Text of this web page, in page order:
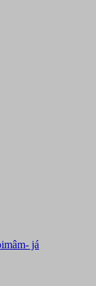
já